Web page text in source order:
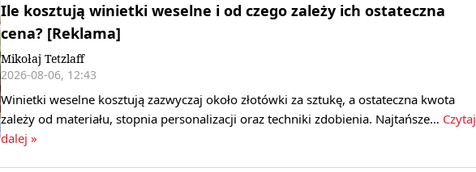
Ile kosztują winietki weselne i od czego zależy ich ostateczna
cena? [Reklama]
Mikołaj Tetzlaff
2026-08-06, 12:43
Winietki weselne kosztują zazwyczaj około złotówki za sztukę, a ostateczna kwota
zależy od materiału, stopnia personalizacji oraz techniki zdobienia. Najtańsze… Czytaj
dalej »